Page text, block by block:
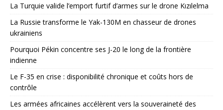
La Turquie valide l’emport furtif d’armes sur le drone Kızılelma
La Russie transforme le Yak-130M en chasseur de drones
ukrainiens
Pourquoi Pékin concentre ses J-20 le long de la frontière
indienne
Le F-35 en crise : disponibilité chronique et coûts hors de
contrôle
Les armées africaines accélèrent vers la souveraineté des